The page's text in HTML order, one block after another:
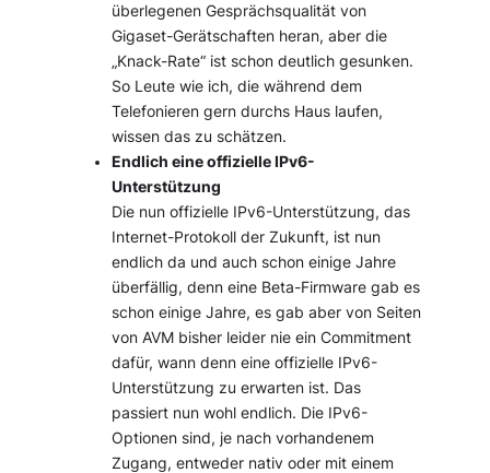
überlegenen Gesprächsqualität von
Gigaset-Gerätschaften heran, aber die
„Knack-Rate“ ist schon deutlich gesunken.
So Leute wie ich, die während dem
Telefonieren gern durchs Haus laufen,
wissen das zu schätzen.
Endlich eine offizielle IPv6-
Unterstützung
Die nun offizielle IPv6-Unterstützung, das
Internet-Protokoll der Zukunft, ist nun
endlich da und auch schon einige Jahre
überfällig, denn eine Beta-Firmware gab es
schon einige Jahre, es gab aber von Seiten
von AVM bisher leider nie ein Commitment
dafür, wann denn eine offizielle IPv6-
Unterstützung zu erwarten ist. Das
passiert nun wohl endlich. Die IPv6-
Optionen sind, je nach vorhandenem
Zugang, entweder nativ oder mit einem